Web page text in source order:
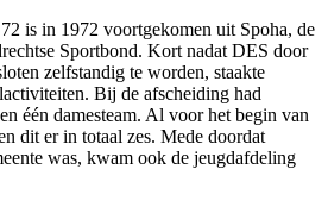
is in 1972 voortgekomen uit Spoha, de
Sportbond. Kort nadat DES door
zelfstandig te worden, staakte
Bij de afscheiding had
één damesteam. Al voor het begin van
dit er in totaal zes. Mede doordat
was, kwam ook de jeugdafdeling